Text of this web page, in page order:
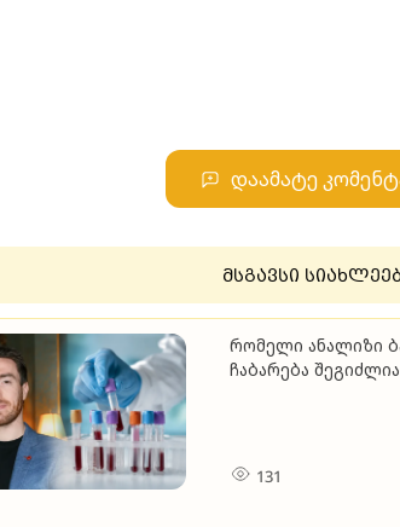
დაამატე
მსგავსი
რომელი ანალიზი
ჩაბარება
131